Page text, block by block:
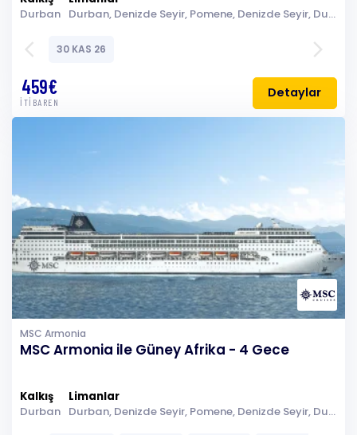
Durban
Durban, Denizde Seyir, Pomene, Denizde Seyir, Durban
arrow_back_ios 30 KAS 26 arrow_forward_ios
459€
İTİBAREN
Detaylar
MSC Armonia
MSC Armonia ile Güney Afrika - 4 Gece
Kalkış
Durban
Limanlar
Durban, Denizde Seyir, Pomene, Denizde Seyir, Durban